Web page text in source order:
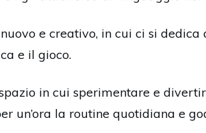
e creativo, in cui ci si
e il gioco.
in cui sperimentare e
un’ora la routine quotidiana e